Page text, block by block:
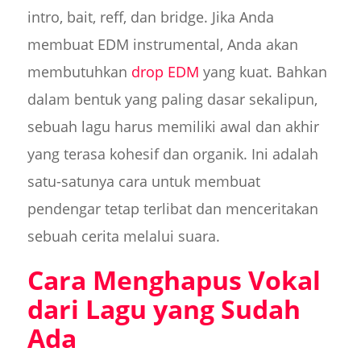
intro, bait, reff, dan bridge. Jika Anda
membuat EDM instrumental, Anda akan
membutuhkan drop EDM yang kuat. Bahkan
dalam bentuk yang paling dasar sekalipun,
sebuah lagu harus memiliki awal dan akhir
yang terasa kohesif dan organik. Ini adalah
satu-satunya cara untuk membuat
pendengar tetap terlibat dan menceritakan
sebuah cerita melalui suara.
Cara Menghapus Vokal
dari Lagu yang Sudah
Ada